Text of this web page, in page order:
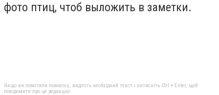
фото птиц, чтоб выложить в заметки.
Якщо ви помітили помилку, виділіть необхідний текст і натисніть Ctrl + Enter, щоб
повідомити про це редакцію